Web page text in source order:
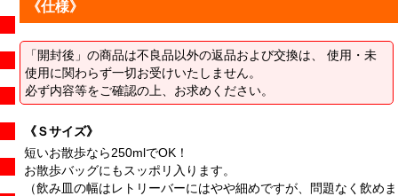
《仕様》
「開封後」の商品は不良品以外の返品および交換は、 使用・未
使用に関わらず一切お受けいたしません。
必ず内容等をご確認の上、お求めください。
《Ｓサイズ》
短いお散歩なら250mlでOK！
お散歩バッグにもスッポリ入ります。
（飲み皿の幅はレトリーバーにはやや細めですが、問題なく飲めま